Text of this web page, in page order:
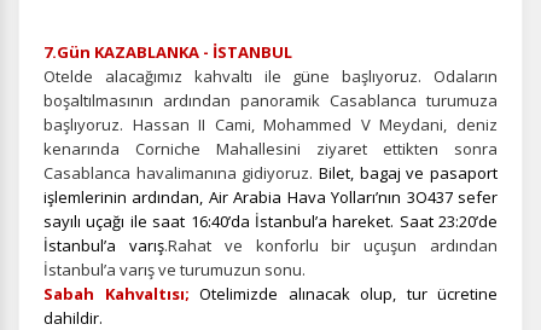
7.Gün KAZABLANKA - İSTANBUL
Otelde alacağımız kahvaltı ile güne başlıyoruz. Odaların
boşaltılmasının ardından panoramik Casablanca turumuza
başlıyoruz. Hassan II Cami, Mohammed V Meydani, deniz
kenarında Corniche Mahallesini ziyaret ettikten sonra
Casablanca havalimanına gidiyoruz. Bilet, bagaj ve pasaport
işlemlerinin ardından, Air Arabia Hava Yolları’nın 3O437 sefer
sayılı uçağı ile saat 16:40’da İstanbul’a hareket. Saat 23:20’de
İstanbul’a varış.Rahat ve konforlu bir uçuşun ardından
İstanbul’a varış ve turumuzun sonu.
Sabah Kahvaltısı; Otelimizde alınacak olup, tur ücretine
dahildir.